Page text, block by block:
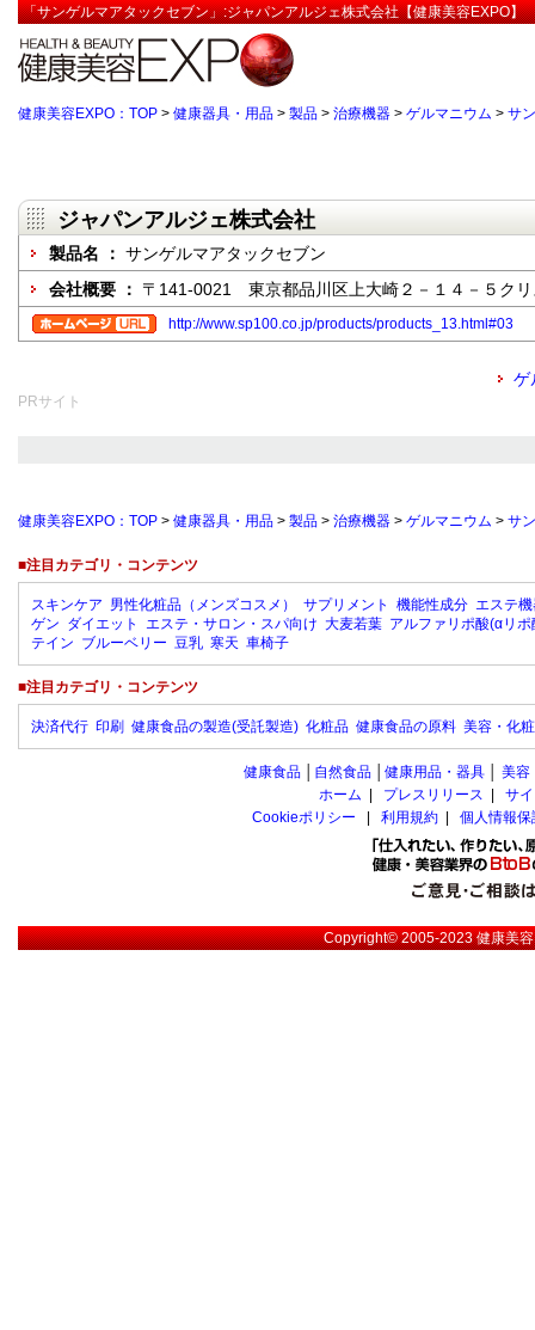
「サンゲルマアタックセブン」:ジャパンアルジェ株式会社【健康美容EXPO】
健康美容EXPO：TOP > 健康器具・用品 > 製品 > 治療機器 > ゲルマニウム > サ
ジャパンアルジェ株式会社
製品名 ： サンゲルマアタックセブン
会社概要 ： 〒141-0021 東京都品川区上大崎２－１４－５ク
http://www.sp100.co.jp/products/products_13.html#03
ゲ
PRサイト
健康美容EXPO：TOP > 健康器具・用品 > 製品 > 治療機器 > ゲルマニウム > サ
■注目カテゴリ・コンテンツ
スキンケア 男性化粧品（メンズコスメ） サプリメント 機能性成分 エステ
ゲン ダイエット エステ・サロン・スパ向け 大麦若葉 アルファリポ酸(αリポ
テイン ブルーベリー 豆乳 寒天 車椅子
■注目カテゴリ・コンテンツ
決済代行 印刷 健康食品の製造(受託製造) 化粧品 健康食品の原料 美容・化
健康食品 自然食品 健康用品・器具 美容
ホーム
プレスリリース
サ
Cookieポリシー
利用規約 個人情報
Copyright© 2005-2023健康美